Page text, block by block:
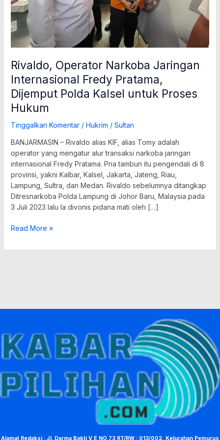
Rivaldo, Operator Narkoba Jaringan
Internasional Fredy Pratama,
Dijemput Polda Kalsel untuk Proses
Hukum
Tinggalkan Komentar / Hukrim / Sultan
BANJARMASIN – Rivaldo alias KIF, alias Tomy adalah
operator yang mengatur alur transaksi narkoba jaringan
internasional Fredy Pratama. Pria tambun itu pengendali di 8
provinsi, yakni Kalbar, Kalsel, Jakarta, Jateng, Riau,
Lampung, Sultra, dan Medan. Rivaldo sebelumnya ditangkap
Ditresnarkoba Polda Lampung di Johor Baru, Malaysia pada
3 Juli 2023 lalu Ia divonis pidana mati oleh […]
Kalsel
untuk
Proses
Hukum
Read More »
Alamat Redaksi : Jl. Darma Bakti V E NO.73 RT/RW : 013/002, Kelurahan Pemurus